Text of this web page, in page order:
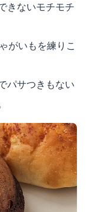
きないモチモチ
がいもを練りこ
パサつきもない